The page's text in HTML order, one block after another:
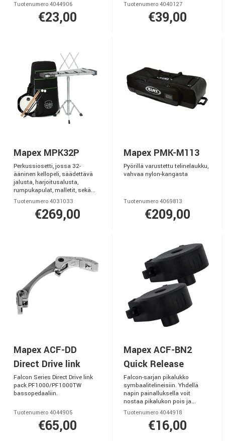
Tuotenumero 4044906
€23,00
Tuotenumero 4040127
€39,00
Mapex MPK32P
Perkussiosetti, jossa 32-
ääninen kellopeli, säädettävä
jalusta, harjoitusalusta,
rumpukapulat, malletit, sekä...
Tuotenumero 4031033
€269,00
Mapex PMK-M113
Pyörillä varustettu telinelaukku,
vahvaa nylon-kangasta
Tuotenumero 4069813
€209,00
Mapex ACF-DD
Direct Drive link
Falcon Series Direct Drive link
pack PF1000/PF1000TW
bassopedaaliin.
Tuotenumero 4044905
€65,00
Mapex ACF-BN2
Quick Release
Falcon-sarjan pikalukko
symbaalitelineisiin. Yhdellä
napin painalluksella voit
nostaa pikalukon pois ja...
Tuotenumero 4044918
€16,00